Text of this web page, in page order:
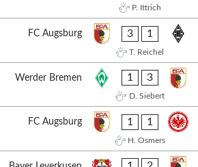
P. Ittrich
FC Augsburg 3 1
T. Reichel
Werder Bremen 1 3
D. Siebert
FC Augsburg 1 1
H. Osmers